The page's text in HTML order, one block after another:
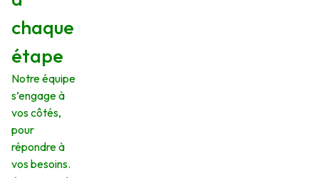
chaque
étape
Notre équipe
s’engage à
vos côtés,
pour
répondre à
vos besoins.